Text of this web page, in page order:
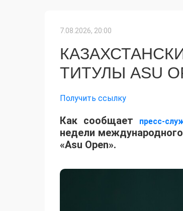
7.08.2026, 20:00
ТИТУЛЫ ASU
Получить ссылку
Как сообщает пресс-
недели
«Asu Open».